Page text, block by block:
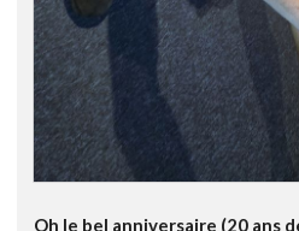
Oh le bel anniversaire (20 ans